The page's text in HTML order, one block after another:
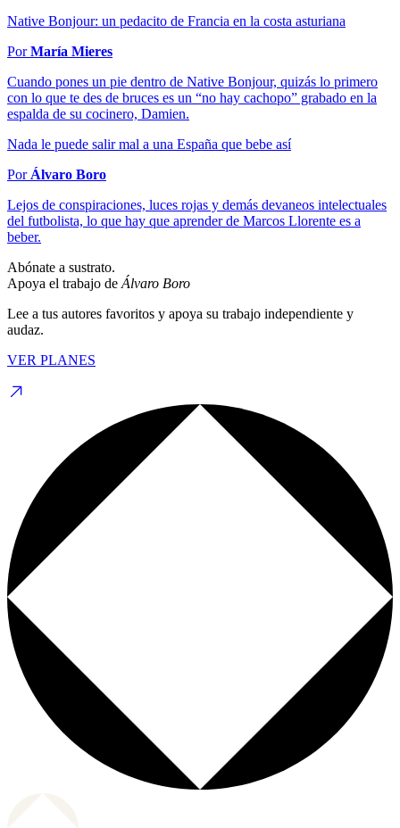
Native Bonjour: un pedacito de Francia en la costa asturiana
PorMaría Mieres
Cuando pones un pie dentro de Native Bonjour, quizás lo primero
con lo que te des de bruces es un “no hay cachopo” grabado en la
espalda de su cocinero, Damien.
Nada le puede salir mal a una España que bebe así
Por Álvaro Boro
Lejos de conspiraciones, luces rojas y demás devaneos intelectuales
del futbolista, lo que hay que aprender de Marcos Llorente es a
beber.
Abónate a sustrato.
Apoya el trabajo de Álvaro Boro
Lee a tus autores favoritos y apoya su trabajo independiente y
audaz.
VER PLANES